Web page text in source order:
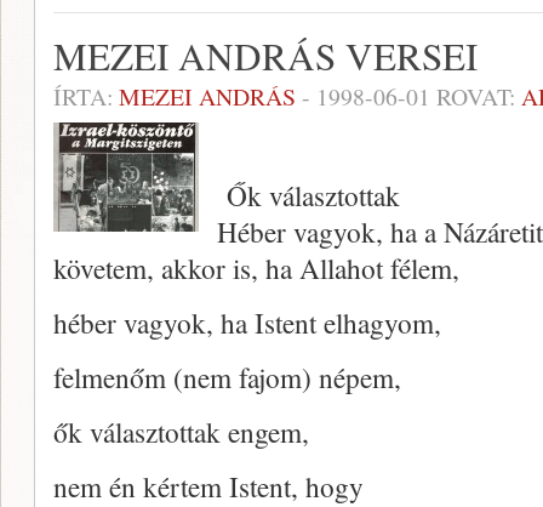
MEZEI ANDRÁS VERSEI
ÍRTA: MEZEI ANDRÁS - 1998-06-01 ROVAT:
Ők választottak
Héber vagyok, ha a Názáretit
követem, akkor is, ha Allahot félem,
héber vagyok, ha Istent elhagyom,
felmenőm (nem fajom) népem,
ők választottak engem,
nem én kértem Istent, hogy